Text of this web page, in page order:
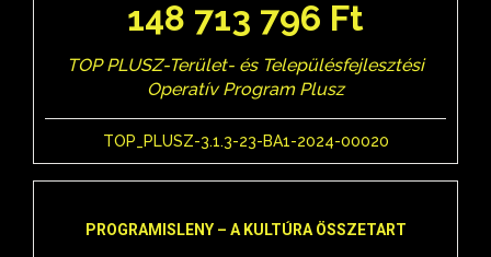
148 713 796 Ft
TOP PLUSZ-Terület- és Településfejlesztési
Operatív Program Plusz
TOP_PLUSZ-3.1.3-23-BA1-2024-00020
PROGRAMISLENY – A KULTÚRA ÖSSZETART